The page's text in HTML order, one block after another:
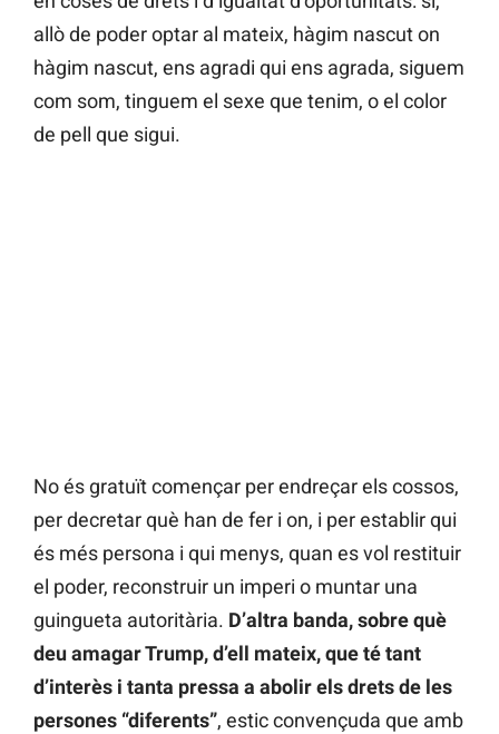
allò de poder optar al mateix, hàgim nascut on
hàgim nascut, ens agradi qui ens agrada, siguem
com som, tinguem el sexe que tenim, o el color
de pell que sigui.
No és gratuït començar per endreçar els cossos,
per decretar què han de fer i on, i per establir qui
és més persona i qui menys, quan es vol restituir
el poder, reconstruir un imperi o muntar una
guingueta autoritària. D’altra banda, sobre què
deu amagar Trump, d’ell mateix, que té tant
d’interès i tanta pressa a abolir els drets de les
persones “diferents”, estic convençuda que amb